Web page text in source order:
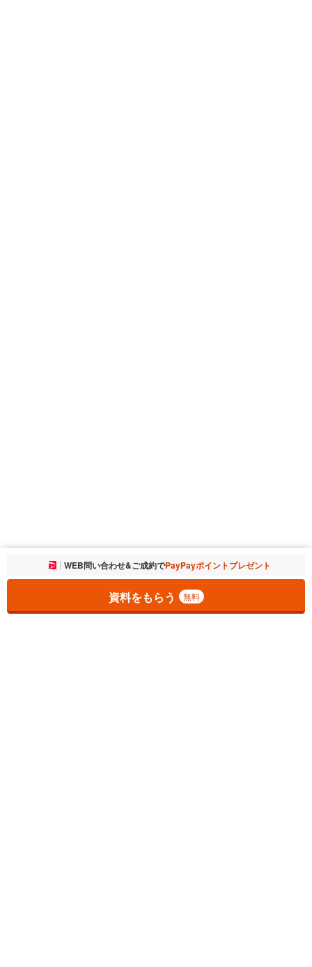
お気に入りに追加しました。 一覧を開く
WEB問い合わせ&ご成約でPayPayポイントプレゼント
資料をもらう 無料